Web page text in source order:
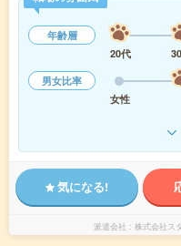
年齢層
20代
男女比率
女性
気になる!
派遣会社 株式会社ス